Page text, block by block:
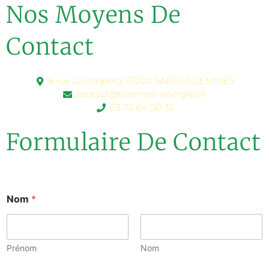
Nos Moyens De
Contact
8 rue Gutenberg 57200 SARREGUEMINES
contact@thermex-energies.fr
03 72 64 00 32
Formulaire De Contact
Nom *
Prénom Nom